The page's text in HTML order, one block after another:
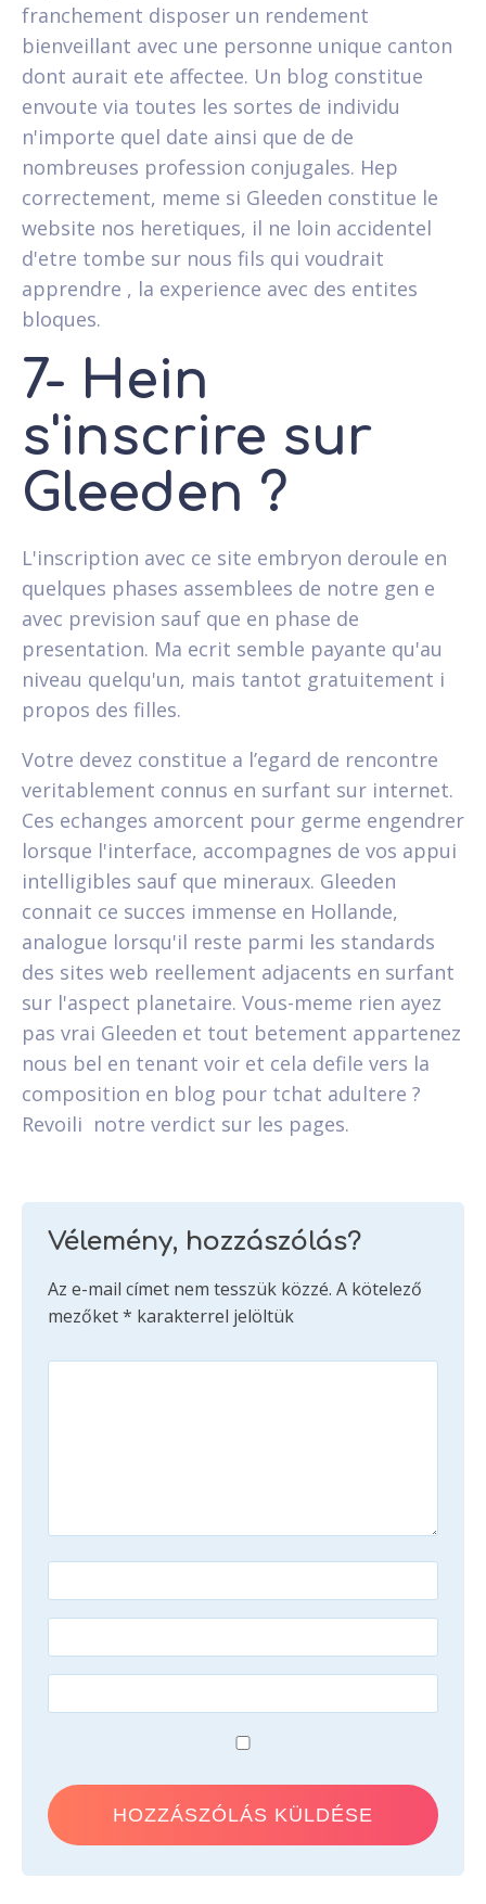
franchement disposer un rendement
bienveillant avec une personne unique canton
dont aurait ete affectee. Un blog constitue
envoute via toutes les sortes de individu
n'importe quel date ainsi que de de
nombreuses profession conjugales. Hep
correctement, meme si Gleeden constitue le
website nos heretiques, il ne loin accidentel
d'etre tombe sur nous fils qui voudrait
apprendre , la experience avec des entites
bloques.
7- Hein
s'inscrire sur
Gleeden ?
L'inscription avec ce site embryon deroule en
quelques phases assemblees de notre gen e
avec prevision sauf que en phase de
presentation. Ma ecrit semble payante qu'au
niveau quelqu'un, mais tantot gratuitement i
propos des filles.
Votre devez constitue a l’egard de rencontre
veritablement connus en surfant sur internet.
Ces echanges amorcent pour germe engendrer
lorsque l'interface, accompagnes de vos appui
intelligibles sauf que mineraux. Gleeden
connait ce succes immense en Hollande,
analogue lorsqu'il reste parmi les standards
des sites web reellement adjacents en surfant
sur l'aspect planetaire. Vous-meme rien ayez
pas vrai Gleeden et tout betement appartenez
nous bel en tenant voir et cela defile vers la
composition en blog pour tchat adultere ?
Revoili notre verdict sur les pages.
Vélemény, hozzászólás?
Az e-mail címet nem tesszük közzé. A kötelező
mezőket* karakterrel jelöltük